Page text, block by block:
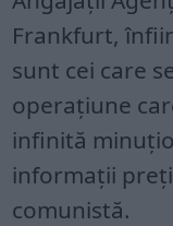
Frankfurt,
sunt cei care
operațiune
infinită
informații
comunistă.